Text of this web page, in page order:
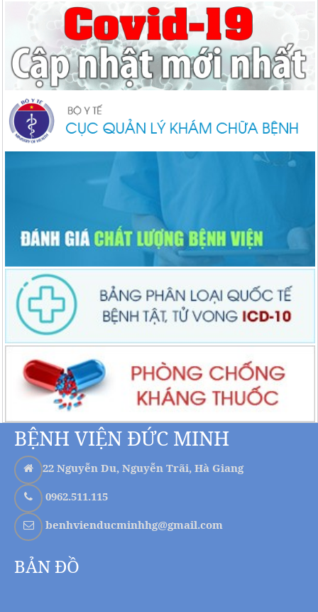
BỆNH VIỆN ĐỨC MINH
22 Nguyễn Du, Nguyễn Trãi, Hà Giang
0962.511.115
benhvienducminhhg@gmail.com
BẢN ĐỒ